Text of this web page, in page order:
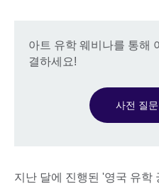
아트 유학 웨비나를 통해
결하세요!
사전 질
지난 달에 진행된 '영국 유학